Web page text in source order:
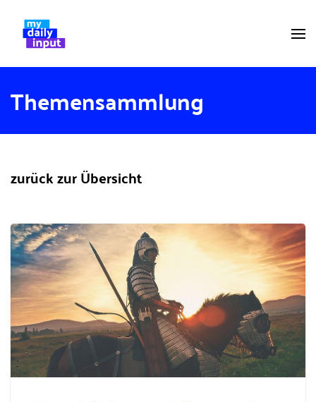
Themensammlung
zurück zur Übersicht